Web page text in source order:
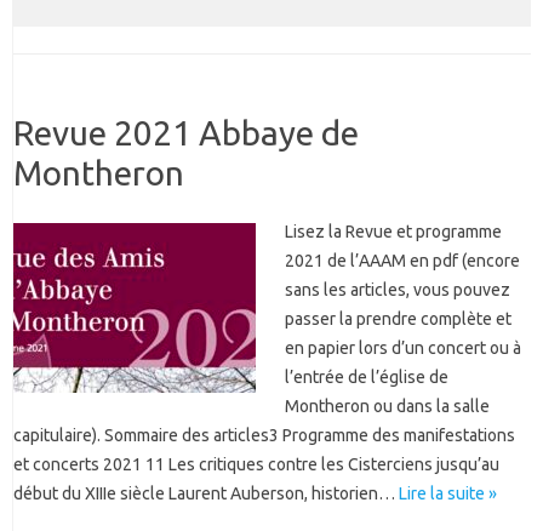
Revue 2021 Abbaye de
Montheron
Lisez la Revue et programme
2021 de l’AAAM en pdf (encore
sans les articles, vous pouvez
passer la prendre complète et
en papier lors d’un concert ou à
l’entrée de l’église de
Montheron ou dans la salle
capitulaire). Sommaire des articles3 Programme des manifestations
et concerts 2021 11 Les critiques contre les Cisterciens jusqu’au
début du XIIIe siècle Laurent Auberson, historien… Lire la suite »